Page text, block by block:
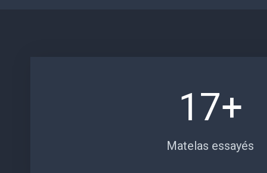
17+
Matelas essayés